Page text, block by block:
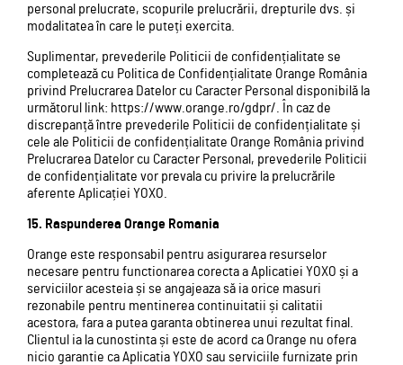
personal prelucrate, scopurile prelucrării, drepturile dvs. și
modalitatea în care le puteți exercita.
Suplimentar, prevederile Politicii de confidențialitate se
completează cu Politica de Confidențialitate Orange România
privind Prelucrarea Datelor cu Caracter Personal disponibilă la
următorul link: https://www.orange.ro/gdpr/. În caz de
discrepanță între prevederile Politicii de confidențialitate și
cele ale Politicii de confidențialitate Orange România privind
Prelucrarea Datelor cu Caracter Personal, prevederile Politicii
de confidențialitate vor prevala cu privire la prelucrările
aferente Aplicației YOXO.
15. Raspunderea Orange Romania
Orange este responsabil pentru asigurarea resurselor
necesare pentru functionarea corecta a Aplicatiei YOXO și a
serviciilor acesteia și se angajeaza să ia orice masuri
rezonabile pentru mentinerea continuitatii și calitatii
acestora, fara a putea garanta obtinerea unui rezultat final.
Clientul ia la cunostinta și este de acord ca Orange nu ofera
nicio garantie ca Aplicatia YOXO sau serviciile furnizate prin